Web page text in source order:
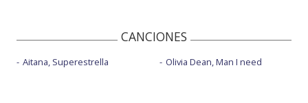
CANCIONES
Aitana, Superestrella Olivia Dean, Man I need